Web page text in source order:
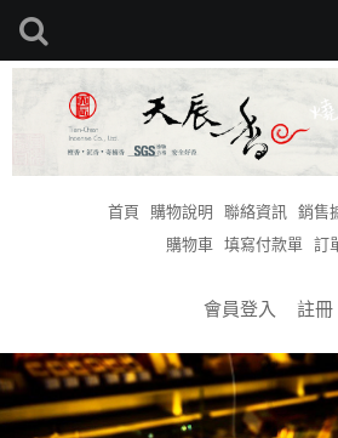
首頁 購物說明 聯絡資訊 銷售
購物車 填寫付款單 訂
會員登入 註冊